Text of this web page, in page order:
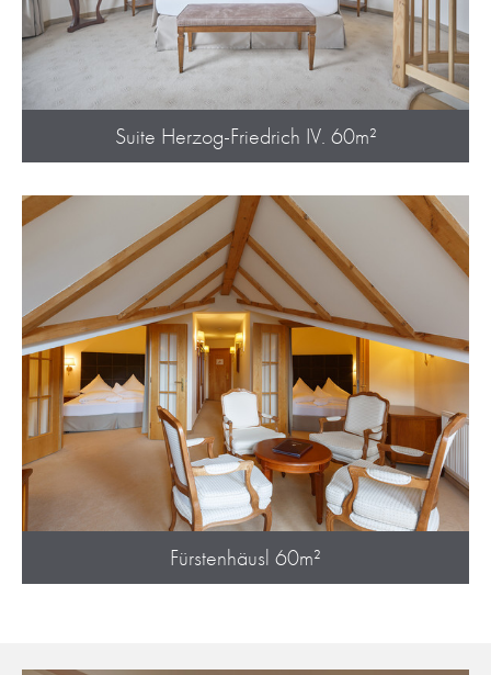
Suite Herzog-Friedrich IV. 60m²
Fürstenhäusl 60m²